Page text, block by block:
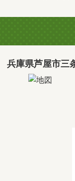
兵庫県芦屋市三